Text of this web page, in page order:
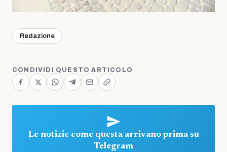
Redazione
CONDIVIDI QUESTO ARTICOLO
Le notizie come questa arrivano prima su
Telegram